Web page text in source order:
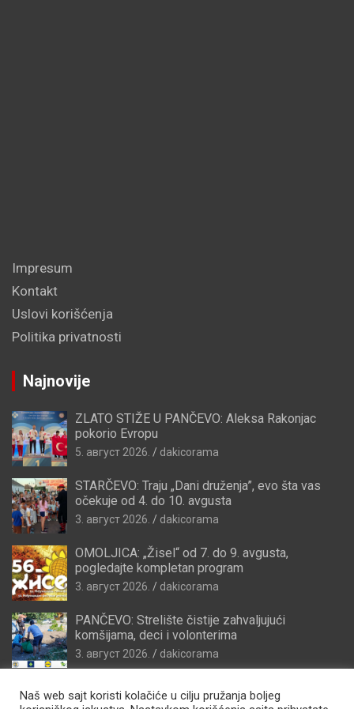
Impresum
Kontakt
Uslovi korišćenja
Politika privatnosti
Najnovije
ZLATO STIŽE U PANČEVO: Aleksa Rakonjac
pokorio Evropu
5. август 2026. dakicorama
STARČEVO: Traju „Dani druženja”, evo šta vas
očekuje od 4. do 10. avgusta
3. август 2026. dakicorama
OMOLJICA: „Žisel“ od 7. do 9. avgusta,
pogledajte kompletan program
3. август 2026. dakicorama
PANČEVO: Strelište čistije zahvaljujući
komšijama, deci i volonterima
3. август 2026. dakicorama
Naš web sajt koristi kolačiće u cilju pružanja boljeg